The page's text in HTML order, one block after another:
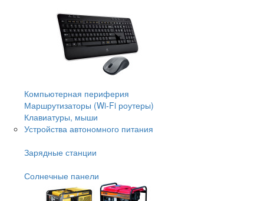
Компьютерная периферия
Маршрутизаторы (Wi-Fi роутеры)
Клавиатуры, мыши
Устройства автономного питания
Зарядные станции
Солнечные панели